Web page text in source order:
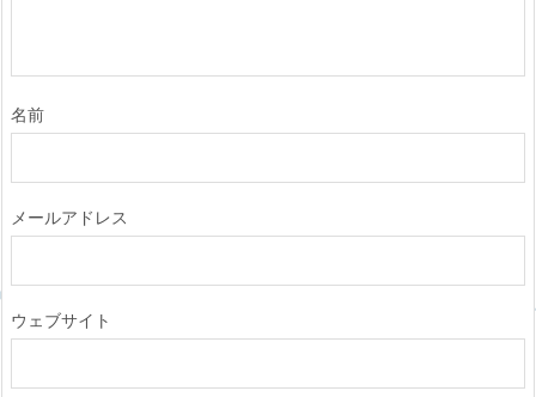
名前
メールアドレス
ウェブサイト